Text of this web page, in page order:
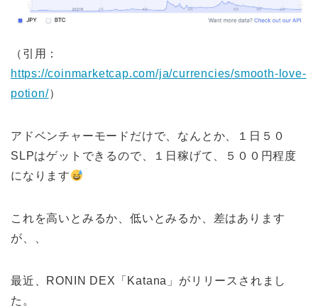
（引用：
https://coinmarketcap.com/ja/currencies/smooth-love-
potion/）
アドベンチャーモードだけで、なんとか、１日５０
SLPはゲットできるので、１日稼げて、５００円程度
になります
これを高いとみるか、低いとみるか、差はあります
が、、
最近、RONIN DEX「Katana」がリリースされまし
た。